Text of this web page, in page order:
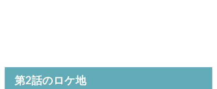
第2話のロケ地